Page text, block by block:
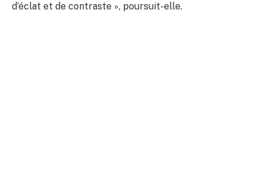
d’éclat et de contraste », poursuit-elle.